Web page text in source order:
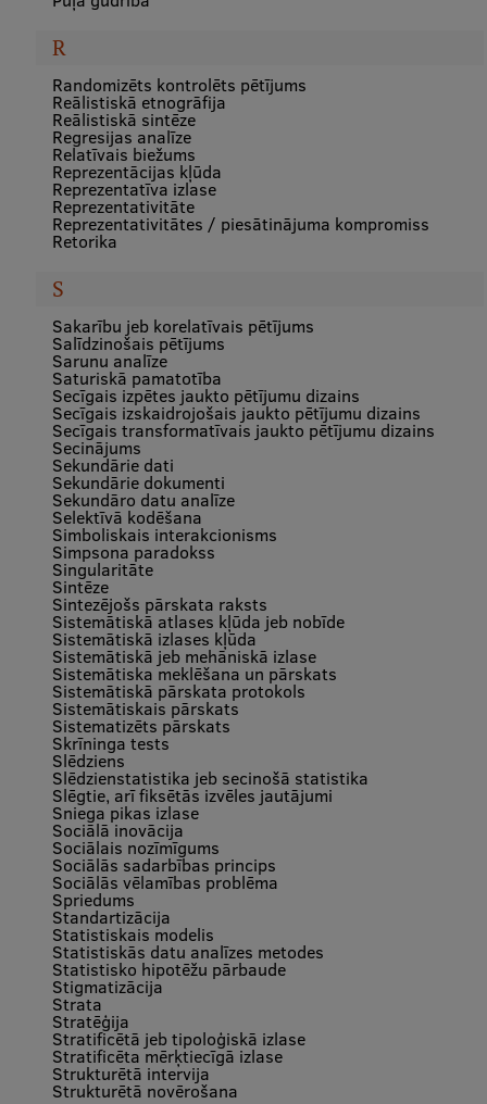
R
Randomizēts kontrolēts pētījums
Reālistiskā etnogrāfija
Reālistiskā sintēze
Regresijas analīze
Relatīvais biežums
Reprezentācijas kļūda
Reprezentatīva izlase
Reprezentativitāte
Reprezentativitātes / piesātinājuma kompromiss
Retorika
S
Sakarību jeb korelatīvais pētījums
Salīdzinošais pētījums
Sarunu analīze
Saturiskā pamatotība
Secīgais izpētes jaukto pētījumu dizains
Secīgais izskaidrojošais jaukto pētījumu dizains
Secīgais transformatīvais jaukto pētījumu dizains
Secinājums
Sekundārie dati
Sekundārie dokumenti
Sekundāro datu analīze
Selektīvā kodēšana
Simboliskais interakcionisms
Simpsona paradokss
Singularitāte
Sintēze
Sintezējošs pārskata raksts
Sistemātiskā atlases kļūda jeb nobīde
Sistemātiskā izlases kļūda
Sistemātiskā jeb mehāniskā izlase
Sistemātiska meklēšana un pārskats
Sistemātiskā pārskata protokols
Sistemātiskais pārskats
Sistematizēts pārskats
Skrīninga tests
Slēdziens
Slēdzienstatistika jeb secinošā statistika
Slēgtie, arī fiksētās izvēles jautājumi
Sniega pikas izlase
Sociālā inovācija
Sociālais nozīmīgums
Sociālās sadarbības princips
Sociālās vēlamības problēma
Spriedums
Standartizācija
Statistiskais modelis
Statistiskās datu analīzes metodes
Statistisko hipotēžu pārbaude
Stigmatizācija
Strata
Stratēģija
Stratificētā jeb tipoloģiskā izlase
Stratificēta mērķtiecīgā izlase
Strukturētā intervija
Strukturētā novērošana